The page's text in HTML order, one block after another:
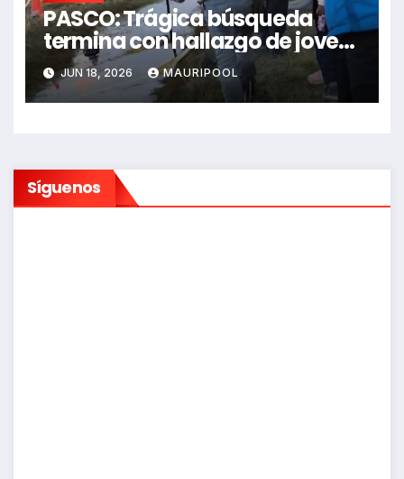
PASCO: Trágica búsqueda
termina con hallazgo de joven
sin vida en Rancas
JUN 18, 2026 MAURIPOOL
Síguenos